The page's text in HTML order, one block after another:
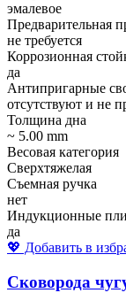
эмалевое
Предварительная
не требуется
Коррозионная
да
Антипригарные
отсутствуют и не
Толщина дна
~ 5.00 mm
Весовая категория
Сверхтяжелая
Съемная ручка
нет
Индукционные
да
💖 Добавить в
Сковорода